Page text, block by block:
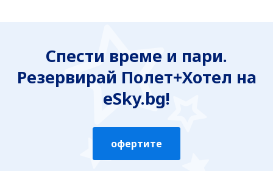
Неточна
Неизчерпателна
Твърде обемна
Спести време и пари.
Резервирай Полет+Хотел на
eSky.bg!
офертите